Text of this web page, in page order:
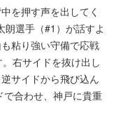
を押す声を出してく
朗選手（#1）が話すよ
粘り強い守備で応戦
右サイドを抜け出し
サイドから飛び込ん
合わせ、神戸に貴重